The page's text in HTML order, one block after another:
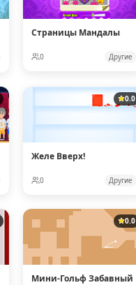
Страницы Мандалы
0 Другие
0.0
Желе Вверх!
0 Другие
0.0
Мини-Гольф Забавный